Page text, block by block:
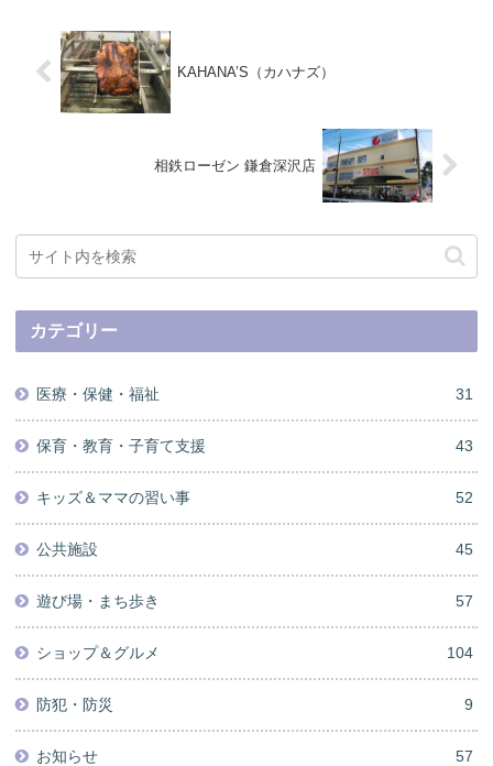
KAHANA’S（カハナズ）
相鉄ローゼン 鎌倉深沢店
カテゴリー
医療・保健・福祉 31
保育・教育・子育て支援 43
キッズ＆ママの習い事 52
公共施設 45
遊び場・まち歩き 57
ショップ＆グルメ 104
防犯・防災 9
お知らせ 57